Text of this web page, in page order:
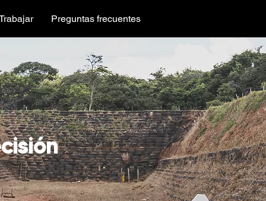
Preguntas frecuentes